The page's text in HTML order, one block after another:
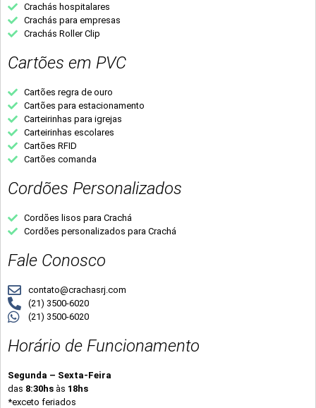
Crachás hospitalares
Crachás para empresas
Crachás Roller Clip
Cartões em PVC
Cartões regra de ouro
Cartões para estacionamento
Carteirinhas para igrejas
Carteirinhas escolares
Cartões RFID
Cartões comanda
Cordões Personalizados
Cordões lisos para Crachá
Cordões personalizados para Crachá
Fale Conosco
contato@crachasrj.com
(21) 3500-6020
(21) 3500-6020
Horário de Funcionamento
Segunda – Sexta-Feira
das 8:30hs às 18hs
*exceto feriados